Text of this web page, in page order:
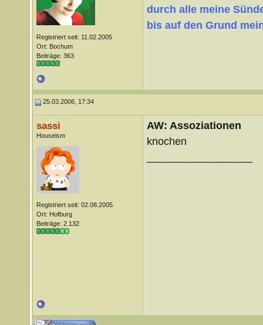
Registriert seit: 11.02.2005
Ort: Bochum
Beiträge: 363
durch alle meine
bis auf den Grund
25.03.2006, 17:34
sassi
Houseism
Registriert seit: 02.08.2005
Ort: Hofburg
Beiträge: 2.132
AW: Assoziationen
knochen